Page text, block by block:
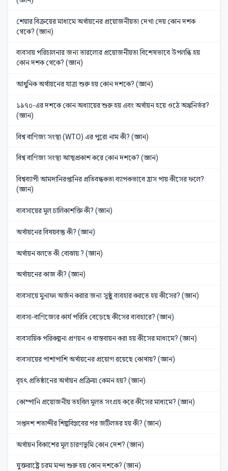
শেয়ার বিক্রয়ের মাধ্যমে অর্থায়নের প্রয়োজনীয়তা দেখা দেয় কোন দশক
থেকে? (জ্ঞান)
ব্যবসায় পরিচালনার জন্য তারল্যের প্রয়োজনীয়তা বিশেষভাবে উপলব্ধি হয়
কোন দশক থেকে? (জ্ঞান)
আধুনিক অর্থায়নের যাত্রা শুরু হয় কোন দশকে? (জ্ঞান)
১৯৭০-এর দশকে কোন অধ্যায়ের শুরু হয় এবং অর্থায়ন হয়ে ওঠে অঙ্কনির্ভর?
(জ্ঞান)
বিশ্ব বাণিজ্য সংস্থা (WTO) এর পুরো নাম কী? (জ্ঞান)
বিশ্ব বাণিজ্য সংস্থা আত্মপ্রকাশ করে কোন দশকে? (জ্ঞান)
বিশ্বব্যাপী আমদানিরপ্তানির প্রতিবন্ধকতা ব্যাপকভাবে হ্রাস পায় কীসের ফলে?
(জ্ঞান)
ব্যবসায়ের মূল চালিকাশক্তি কী? (জ্ঞান)
অর্থায়নের বিষয়বস্তু কী? (জ্ঞান)
অর্থায়ন বলতে কী বোঝায় ? (জ্ঞান)
অর্থায়নের কাজ কী? (জ্ঞান)
ব্যবসায়ে মুনাফা অর্জন করার জন্য সুষ্ঠু ব্যবহার করতে হয় কীসের? (জ্ঞান)
ব্যবসা-বাণিজ্যের কার্য পরিধি বেড়েছে কীসের ব্যবহারে? (জ্ঞান)
ব্যবসায়িক পরিকল্পনা প্রণয়ন ও বাস্তবায়ন করা হয় কীসের মাধ্যমে? (জ্ঞান)
ব্যবসায়ের পাশাপাশি অর্থায়নের প্রয়োগ রয়েছে কোথায়? (জ্ঞান)
বৃহৎ প্রতিষ্ঠানের অর্থায়ন প্রক্রিয়া কেমন হয়? (জ্ঞান)
কোম্পানি প্রয়োজনীয় তহবিল মূলত সংগ্রহ করে কীসের মাধ্যমে? (জ্ঞান)
সপ্তদশ শতাব্দীর শিল্পবিপ্লবের পর জটিলতর হয় কী? (জ্ঞান)
অর্থায়ন বিকাশের মূল চারণভূমি কোন দেশ? (জ্ঞান)
যুক্তরাষ্ট্রে চরম মন্দা শুরু হয় কোন দশকে? (জ্ঞান)